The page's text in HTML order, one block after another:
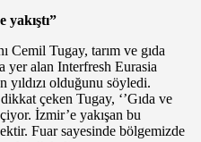
Cemil Tugay, tarım ve gıda
yer alan Interfresh Eurasia
yıldızı olduğunu söyledi.
çeken Tugay, ‘’Gıda ve
İzmir’e yakışan bu
Fuar sayesinde bölgemizde